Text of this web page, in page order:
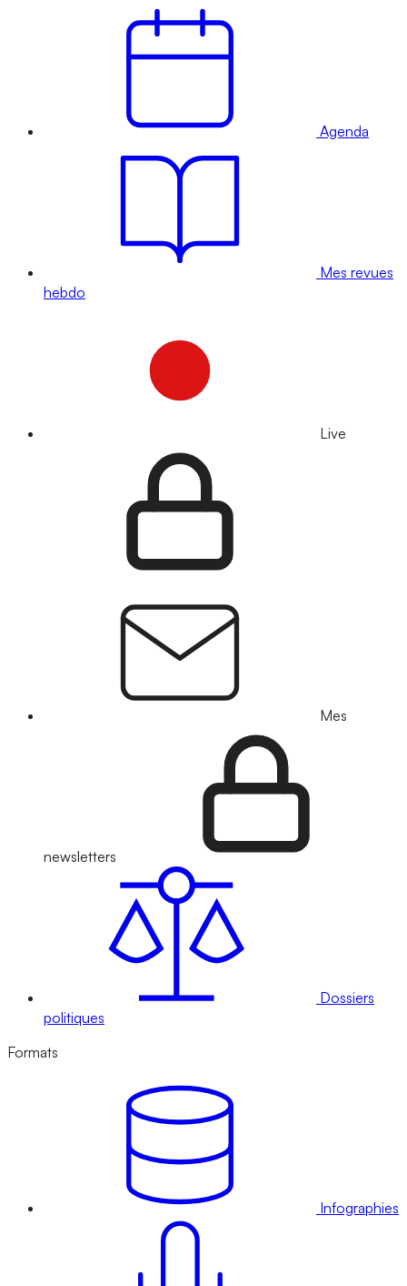
Agenda
Mes revues
hebdo
Live
Mes
newsletters
Dossiers
politiques
Formats
Infographies